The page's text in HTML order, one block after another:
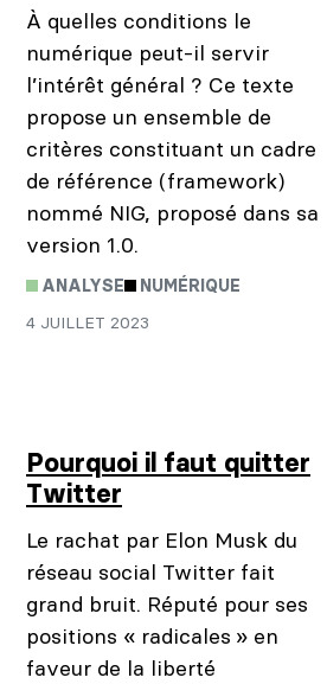
À quelles conditions le
numérique peut-il servir
l’intérêt général ? Ce texte
propose un ensemble de
critères constituant un cadre
de référence (framework)
nommé NIG, proposé dans sa
version 1.0.
ANALYSE
NUMÉRIQUE
4 JUILLET 2023
Pourquoi il faut quitter
Twitter
Le rachat par Elon Musk du
réseau social Twitter fait
grand bruit. Réputé pour ses
positions « radicales » en
faveur de la liberté